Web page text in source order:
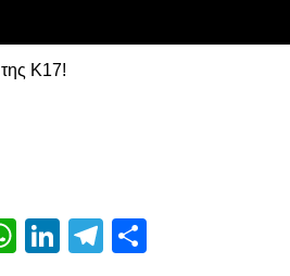
της Κ17!
WhatsApp
LinkedIn
Telegram